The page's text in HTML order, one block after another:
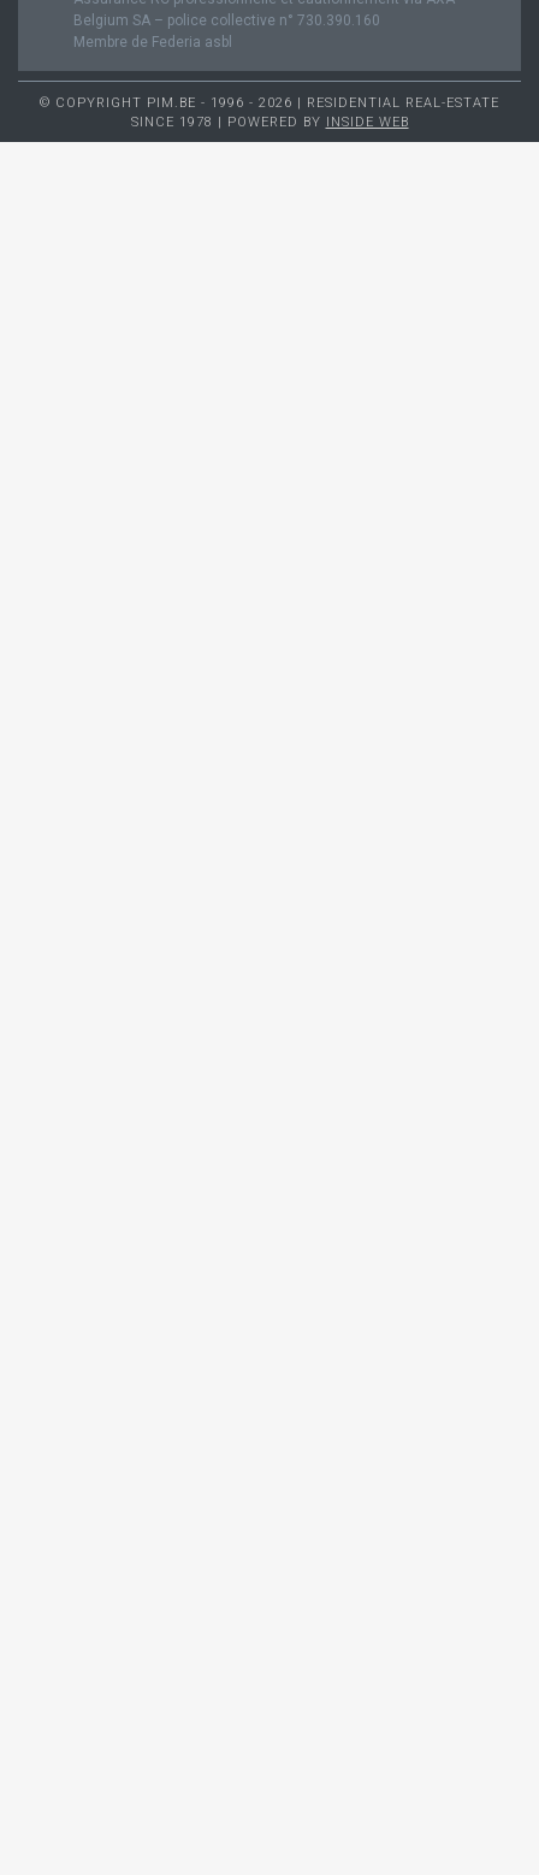
Belgium SA – police collective n° 730.390.160
Membre de Federia asbl
© COPYRIGHT PIM.BE - 1996 - 2026 | RESIDENTIAL REAL-ESTATE
SINCE 1978 | POWERED BY
INSIDE WEB